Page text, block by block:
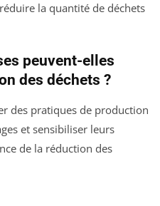
la quantité de déchets
peuvent-elles
des déchets ?
des pratiques de production
et sensibiliser leurs
de la réduction des